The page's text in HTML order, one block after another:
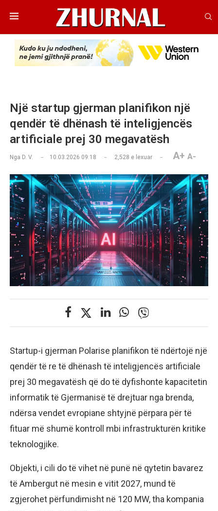
Një startup gjerman planifikon një
qendër të dhënash të inteligjencës
artificiale prej 30 megavatësh
Nga D. V. 10.03.2026 09:18 2,528 e lexuar A+ A-
Startup-i gjerman Polarise planifikon të ndërtojë një
qendër të re të dhënash të inteligjencës artificiale
prej 30 megavatësh që do të dyfishonte kapacitetin
informatik të Gjermanisë të drejtuar nga brenda,
ndërsa vendet evropiane shtyjnë përpara për të
fituar më shumë kontroll mbi infrastrukturën kritike
teknologjike.
Objekti, i cili do të vihet në punë në qytetin bavarez
të Ambergut në mesin e vitit 2027, mund të
zgjerohet përfundimisht në 120 MW, tha kompania